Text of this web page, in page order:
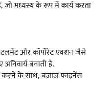
जो मध्यस्थ के रूप में कार्य करता
और कॉर्पोरेट एक्शन जैसे
बनाती है.
करने के साथ, बजाज फाइनेंस